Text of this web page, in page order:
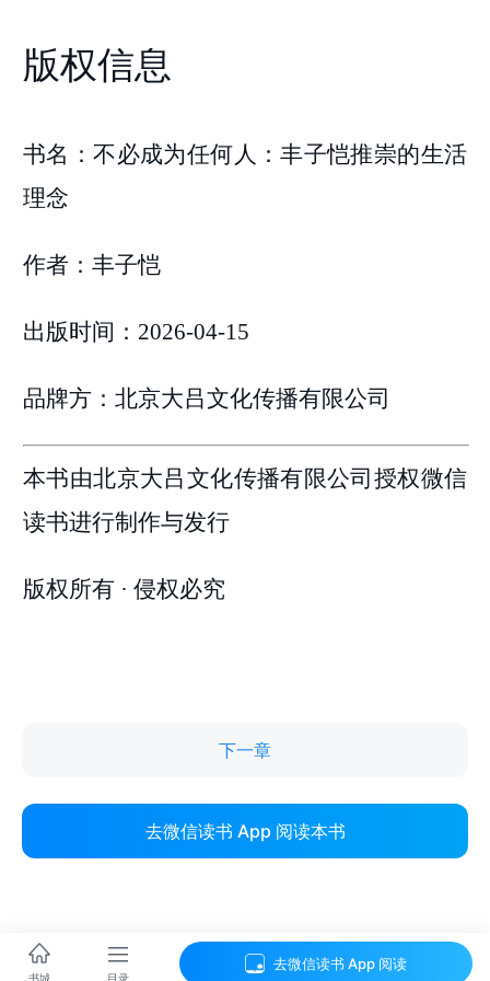
下一章
去微信读书 App 阅读本书
书城 目录
去微信读书 App 阅读